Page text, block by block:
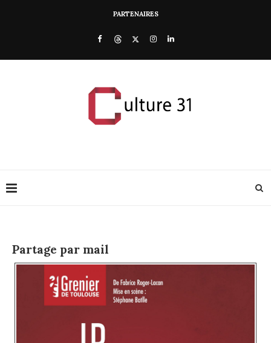
PARTENAIRES
Partage par mail